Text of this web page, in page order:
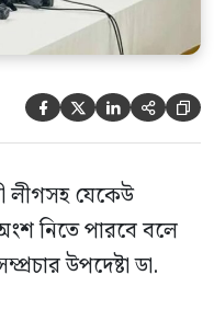
    
লীগসহ যেকেউ
নিতে পারবে বলে
উপদেষ্টা ডা.